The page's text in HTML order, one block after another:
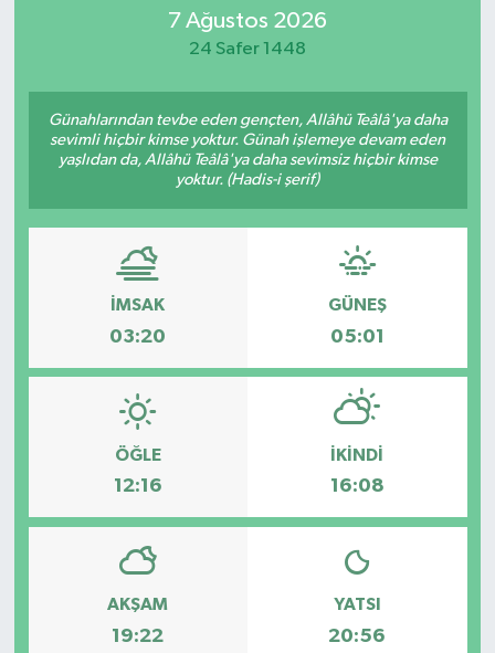
7 Ağustos 2026
24 Safer 1448
Günahlarından tevbe eden gençten, Allâhü Teâlâ'ya daha
sevimli hiçbir kimse yoktur. Günah işlemeye devam eden
yaşlıdan da, Allâhü Teâlâ'ya daha sevimsiz hiçbir kimse
yoktur. (Hadis-i şerif)
İMSAK
03:20
GÜNEŞ
05:01
ÖĞLE
12:16
İKINDI
16:08
AKŞAM
19:22
YATSI
20:56
Mersin
Mersin Tarihi
Özel Haber
Politika
Sağlık
Sürmanşet
Teknoloji
Yaşam